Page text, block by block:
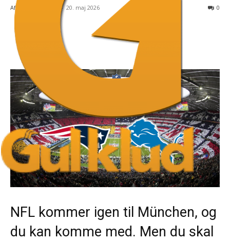
Af - 20. maj 2026 0
NFL kommer igen til München, og
du kan komme med. Men du skal